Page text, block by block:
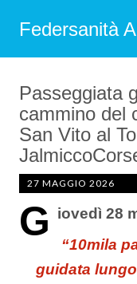
Federsanità
Passeggiata
cammino del
San Vito al
27 MAGGIO 2026
G
iovedì 28
“10mila
guidata